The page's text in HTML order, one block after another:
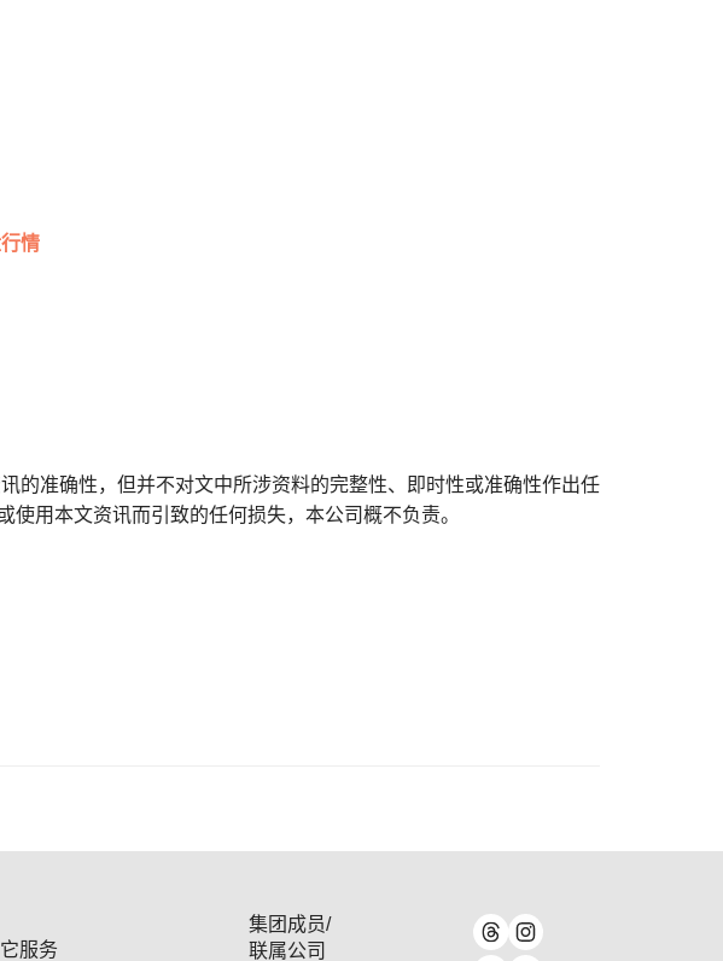
情
的准确性，但并不对文中所涉资料的完整性、即时性或准确性作出任
用本文资讯而引致的任何损失，本公司概不负责。
服务
集团成员/
联属公司